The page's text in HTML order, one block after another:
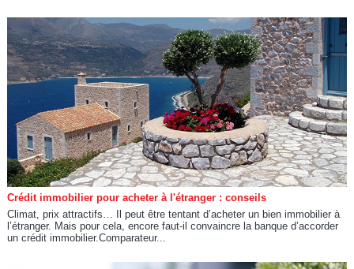
Crédit immobilier pour acheter à l'étranger : conseils
Climat, prix attractifs… Il peut être tentant d’acheter un bien immobilier à
l’étranger. Mais pour cela, encore faut-il convaincre la banque d’accorder
un crédit immobilier.Comparateur...